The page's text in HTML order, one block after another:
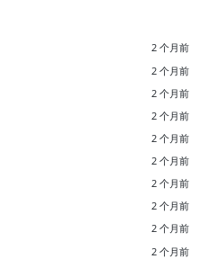
2 个月前
2 个月前
2 个月前
2 个月前
2 个月前
2 个月前
2 个月前
2 个月前
2 个月前
2 个月前